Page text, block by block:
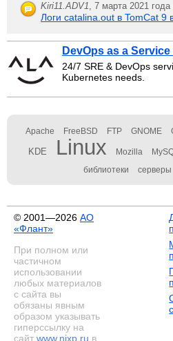
Kiri11.ADV1, 7 марта 2021
Логи catalina.out в TomCat 9
DevOps as a
24/7 SRE & DevOps
Kubernetes needs.
Apache FreeBSD FTP GNOME
KDE Linux Mozilla
библиотеки серверы
© 2001—2026 АО
«Флант»
При полном или
частичном
использовании
любых материалов
с сайта вы
обязаны явным
образом указывать
гиперссылку на
сайт www.nixp.ru в